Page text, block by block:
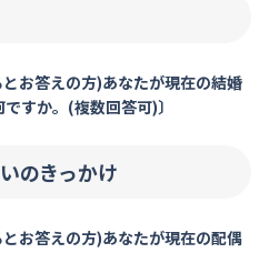
お答えの方)あなたが現在の結婚
すか。(複数回答可)〕
のきっかけ
お答えの方)あなたが現在の配偶